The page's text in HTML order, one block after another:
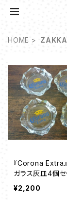
HOME ZAKKA
『Corona Extra
ガラス灰皿4個セ
¥2,200